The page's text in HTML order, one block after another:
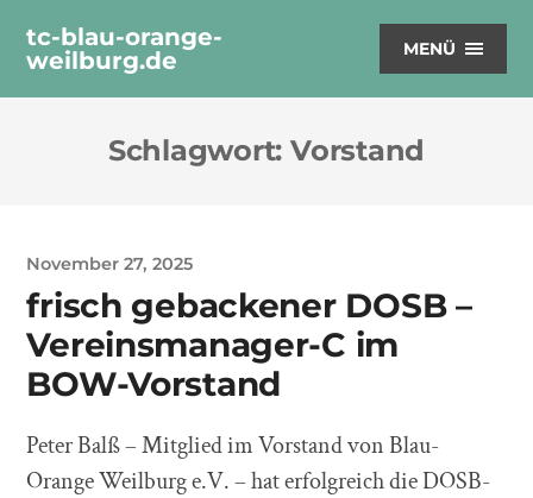
tc-blau-orange-
weilburg.de
MENÜ
Schlagwort:Vorstand
November 27, 2025
frisch gebackener DOSB –
Vereinsmanager-C im
BOW-Vorstand
Peter Balß – Mitglied im Vorstand von Blau-
Orange Weilburg e.V. – hat erfolgreich die DOSB-